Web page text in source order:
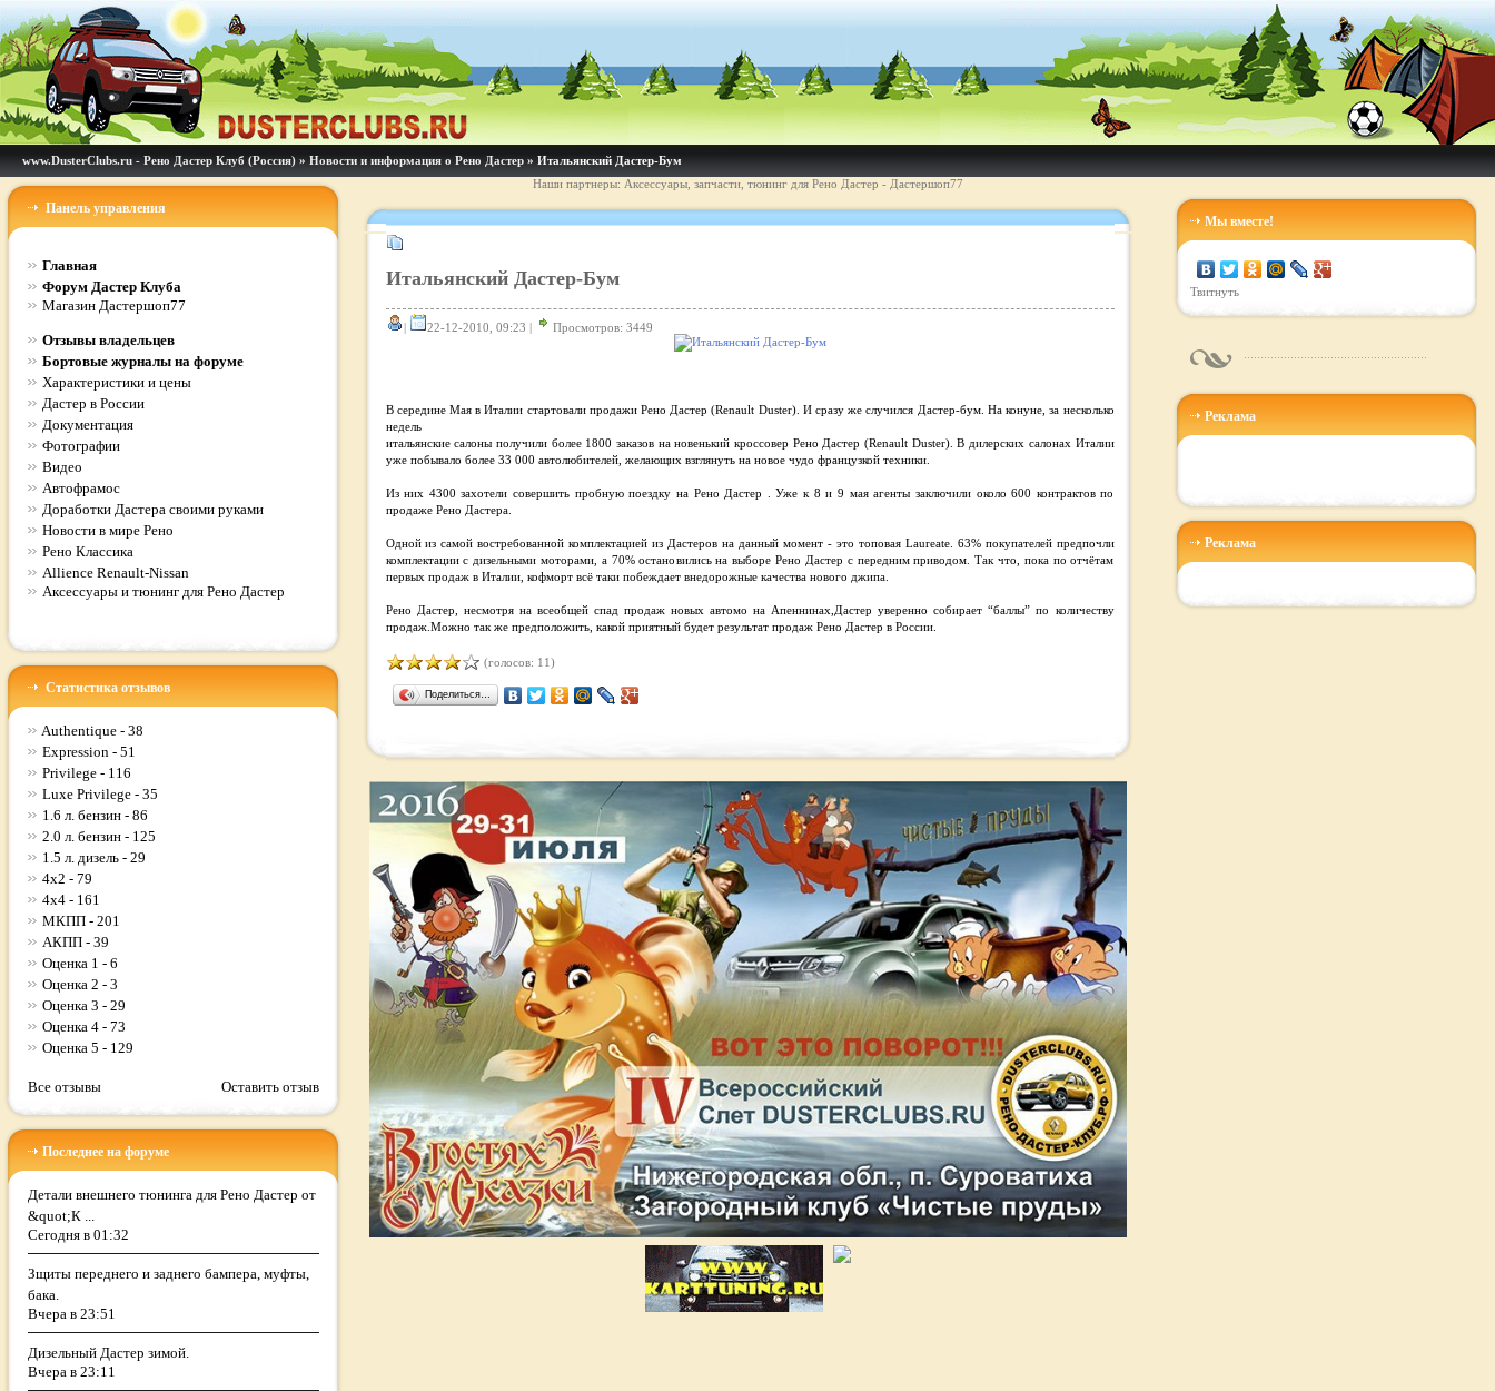
www.DusterClubs.ru - Рено Дастер Клуб (Россия) » Новости и информация о Рено Дастер » Итальянский Дастер-Бум
Панель управления
Главная
Форум Дастер Клуба
Магазин Дастершоп77
Отзывы владельцев
Бортовые журналы на форуме
Характеристики и цены
Дастер в России
Документация
Фотографии
Видео
Автофрамос
Доработки Дастера своими руками
Новости в мире Рено
Рено Классика
Allience Renault-Nissan
Аксессуары и тюнинг для Рено Дастер
Статистика отзывов
Authentique - 38
Expression - 51
Privilege - 116
Luxe Privilege - 35
1.6 л. бензин - 86
2.0 л. бензин - 125
1.5 л. дизель - 29
4x2 - 79
4x4 - 161
МКПП - 201
АКПП - 39
Оценка 1 - 6
Оценка 2 - 3
Оценка 3 - 29
Оценка 4 - 73
Оценка 5 - 129
Все отзывы Оставить отзыв
Последнее на форуме
Детали внешнего тюнинга для Рено Дастер от
&quot;К ...
Сегодня в 01:32
Зщиты переднего и заднего бампера, муфты,
бака.
Вчера в 23:51
Дизельный Дастер зимой.
Вчера в 23:11
Наши партнеры: Аксессуары, запчасти, тюнинг для Рено Дастер - Дастершоп77
Итальянский Дастер-Бум
| 22-12-2010, 09:23 | Просмотров: 3449
В середине Мая в Италии стартовали продажи Рено Дастер (Renault Duster). И сразу же случился Дастер-бум. На конуне, за несколько
недель
итальянские салоны получили более 1800 заказов на новенький кроссовер Рено Дастер (Renault Duster). В дилерских салонах Италии
уже побывало более 33 000 автолюбителей, желающих взглянуть на новое чудо французкой техники.
Из них 4300 захотели совершить пробную поездку на Рено Дастер . Уже к 8 и 9 мая агенты заключили около 600 контрактов по
продаже Рено Дастера.
Одной из самой востребованной комплектацией из Дастеров на данный момент - это топовая Laureate. 63% покупателей предпочли
комплектации с дизельными моторами, а 70% остановились на выборе Рено Дастер с передним приводом. Так что, пока по отчётам
первых продаж в Италии, кофморт всё таки побеждает внедорожные качества нового джипа.
Рено Дастер, несмотря на всеобщей спад продаж новых автомо на Апеннинах,Дастер уверенно собирает “баллы” по количеству
продаж.Можно так же предположить, какой приятный будет результат продаж Рено Дастер в России.
(голосов: 11)
Поделиться…
Мы вместе!
Твитнуть
Реклама
Реклама